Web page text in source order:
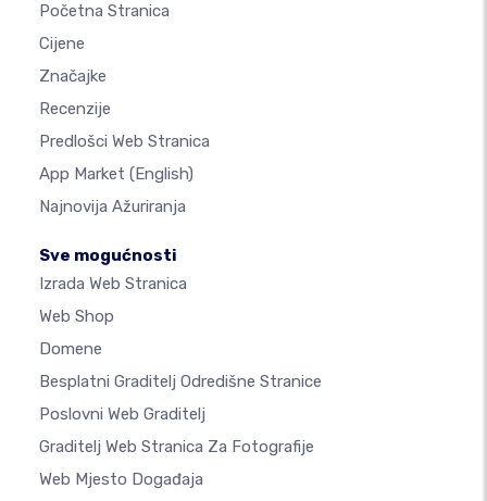
Početna Stranica
Cijene
Značajke
Recenzije
Predlošci Web Stranica
App Market (English)
Najnovija Ažuriranja
Sve mogućnosti
Izrada Web Stranica
Web Shop
Domene
Besplatni Graditelj Odredišne Stranice
Poslovni Web Graditelj
Graditelj Web Stranica Za Fotografije
Web Mjesto Događaja